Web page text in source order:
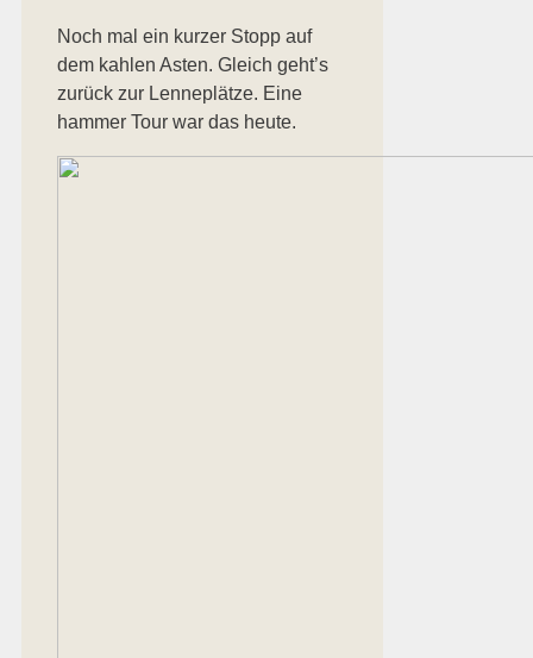
Noch mal ein kurzer Stopp auf
dem kahlen Asten. Gleich geht’s
zurück zur Lenneplätze. Eine
hammer Tour war das heute.